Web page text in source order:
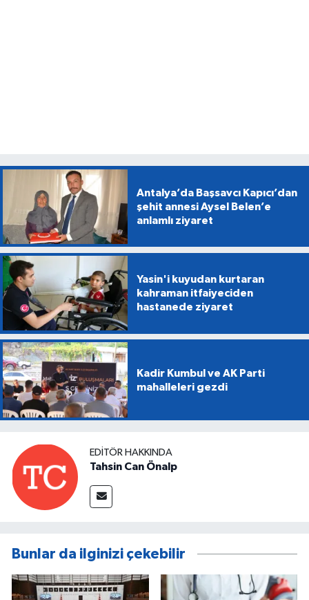
Antalya’da Başsavcı Kapıcı’dan
şehit annesi Aysel Belen’e
anlamlı ziyaret
Yasin'i kuyudan kurtaran
kahraman itfaiyeciden
hastanede ziyaret
Kadir Kumbul ve AK Parti
mahalleleri gezdi
EDITÖR HAKKINDA
Tahsin Can Önalp
Bunlar da ilginizi çekebilir